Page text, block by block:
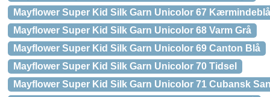
Mayflower Super Kid Silk Garn Unicolor 67 Kærmindeblå
Mayflower Super Kid Silk Garn Unicolor 68 Varm Grå
Mayflower Super Kid Silk Garn Unicolor 69 Canton Blå
Mayflower Super Kid Silk Garn Unicolor 70 Tidsel
Mayflower Super Kid Silk Garn Unicolor 71 Cubansk